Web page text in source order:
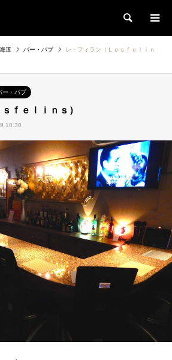
検索
道 バー・パブ
レ・フィラン（Ｌｅｓｆｅｌｉｎ
ー・パブ
ｆｅｌｉｎｓ）